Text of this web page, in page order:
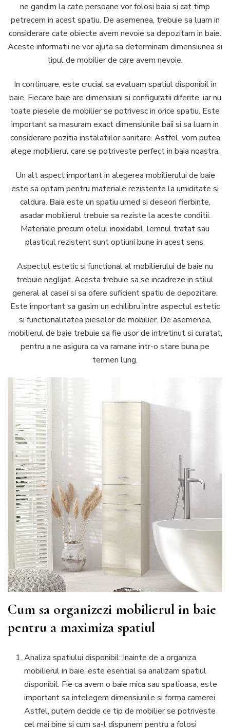
ne gandim la cate persoane vor folosi baia si cat timp
petrecem in acest spatiu. De asemenea, trebuie sa luam in
considerare cate obiecte avem nevoie sa depozitam in baie.
Aceste informatii ne vor ajuta sa determinam dimensiunea si
tipul de mobilier de care avem nevoie.
In continuare, este crucial sa evaluam spatiul disponibil in
baie. Fiecare baie are dimensiuni si configuratii diferite, iar nu
toate piesele de mobilier se potrivesc in orice spatiu. Este
important sa masuram exact dimensiunile baii si sa luam in
considerare pozitia instalatiilor sanitare. Astfel, vom putea
alege mobilierul care se potriveste perfect in baia noastra.
Un alt aspect important in alegerea mobilierului de baie
este sa optam pentru materiale rezistente la umiditate si
caldura. Baia este un spatiu umed si deseori fierbinte,
asadar mobilierul trebuie sa reziste la aceste conditii.
Materiale precum otelul inoxidabil, lemnul tratat sau
plasticul rezistent sunt optiuni bune in acest sens.
Aspectul estetic si functional al mobilierului de baie nu
trebuie neglijat. Acesta trebuie sa se incadreze in stilul
general al casei si sa ofere suficient spatiu de depozitare.
Este important sa gasim un echilibru intre aspectul estetic
si functionalitatea pieselor de mobilier. De asemenea,
mobilierul de baie trebuie sa fie usor de intretinut si curatat,
pentru a ne asigura ca va ramane intr-o stare buna pe
termen lung.
Cum sa organizezi mobilierul in baie
pentru a maximiza spatiul
Analiza spatiului disponibil: Inainte de a organiza
mobilierul in baie, este esential sa analizam spatiul
disponibil. Fie ca avem o baie mica sau spatioasa, este
important sa intelegem dimensiunile si forma camerei.
Astfel, putem decide ce tip de mobilier se potriveste
cel mai bine si cum sa-l dispunem pentru a folosi